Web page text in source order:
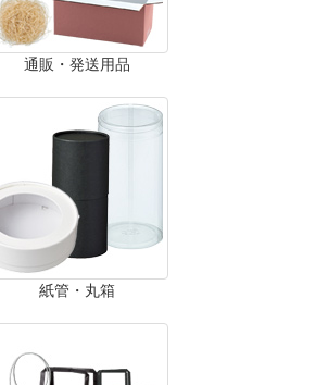
通販・発送用品
紙管・丸箱